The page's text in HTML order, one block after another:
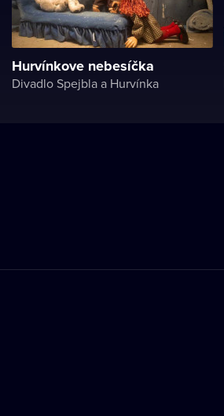
Hurvínkove nebesíčka
Divadlo Spejbla a Hurvínka